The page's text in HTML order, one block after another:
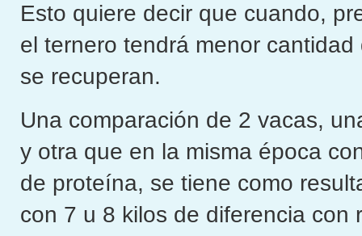
Esto quiere decir que cuando,
el ternero tendrá menor
se recuperan.
Una comparación de 2 vacas,
y otra que en la misma época
de proteína, se tiene como
con 7 u 8 kilos de diferencia con